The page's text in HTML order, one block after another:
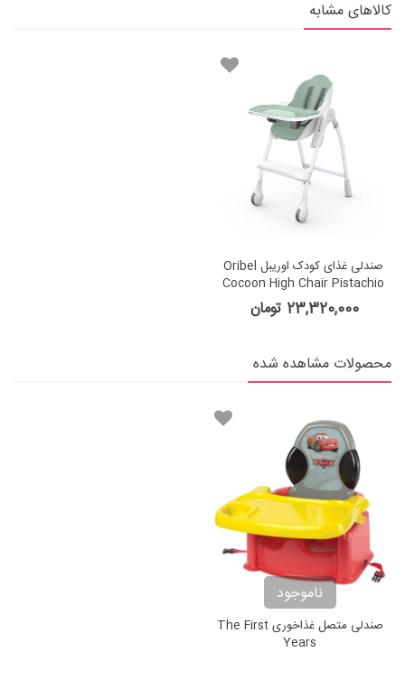
کالاهای مشابه
صندلی غذای کودک اوریبل Oribel
Cocoon High Chair Pistachio
Macaron
23,320,000 تومان
محصولات مشاهده شده
ناموجود
صندلی متصل غذاخوری The First
Years